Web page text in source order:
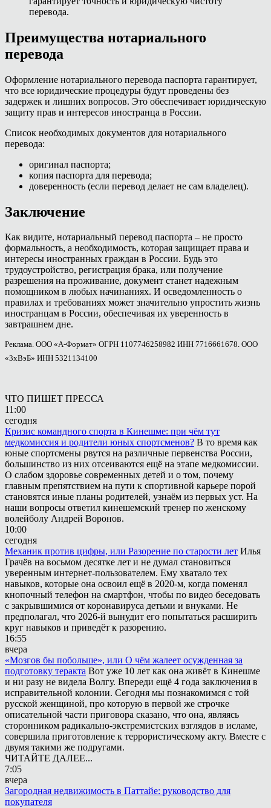
перевода.
Преимущества нотариального
перевода
Оформление нотариального перевода паспорта гарантирует,
что все юридические процедуры будут проведены без
задержек и лишних вопросов. Это обеспечивает юридическую
защиту прав и интересов иностранца в России.
Список необходимых документов для нотариального
перевода:
оригинал паспорта;
копия паспорта для перевода;
доверенность (если перевод делает не сам владелец).
Заключение
Как видите, нотариальный перевод паспорта – не просто
формальность, а необходимость, которая защищает права и
интересы иностранных граждан в России. Будь это
трудоустройство, регистрация брака, или получение
разрешения на проживание, документ станет надежным
помощником в любых начинаниях. И осведомленность о
правилах и требованиях может значительно упростить жизнь
иностранцам в России, обеспечивая их уверенность в
завтрашнем дне.
Реклама. ООО «А-Формат» ОГРН 1107746258982 ИНН 7716661678. ООО
«3хВэБ» ИНН 5321134100
ЧТО ПИШЕТ ПРЕССА
11:00
сегодня
Кризис командного спорта в Кинешме: при чём тут
медкомиссия и родители юных спортсменов? В то время как
юные спортсмены рвутся на различные первенства России,
большинство из них отсеиваются ещё на этапе медкомиссии.
О слабом здоровье современных детей и о том, почему
главным препятствием на пути к спортивной карьере порой
становятся иные планы родителей, узнаём из первых уст. На
наши вопросы ответил кинешемский тренер по женскому
волейболу Андрей Воронов.
10:00
сегодня
Механик против цифры, или Разорение по старости лет Илья
Грачёв на восьмом десятке лет и не думал становиться
уверенным интернет-пользователем. Ему хватало тех
навыков, которые она освоил ещё в 2020-м, когда поменял
кнопочный телефон на смартфон, чтобы по видео беседовать
с закрывшимися от коронавируса детьми и внуками. Не
предполагал, что 2026-й вынудит его попытаться расширить
круг навыков и приведёт к разорению.
16:55
вчера
«Мозгов бы побольше», или О чём жалеет осужденная за
подготовку теракта Вот уже 10 лет как она живёт в Кинешме
и ни разу не видела Волгу. Впереди ещё 4 года заключения в
исправительной колонии. Сегодня мы познакомимся с той
русской женщиной, про которую в первой же строчке
описательной части приговора сказано, что она, являясь
сторонником радикально-экстремистских взглядов в исламе,
совершила приготовление к террористическому акту. Вместе с
двумя такими же подругами.
ЧИТАЙТЕ ДАЛЕЕ...
7:05
вчера
Загородная недвижимость в Паттайе: руководство для
покупателя